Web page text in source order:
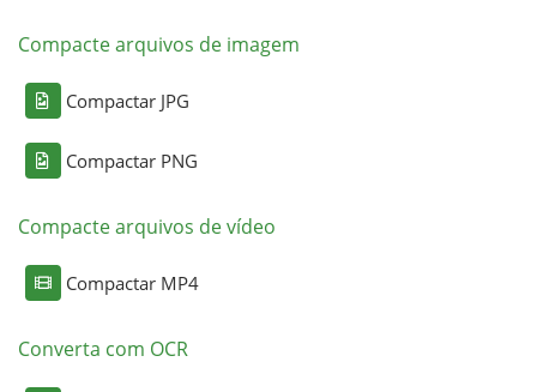
Compacte arquivos de imagem
Compactar JPG
Compactar PNG
Compacte arquivos de vídeo
Compactar MP4
Converta com OCR